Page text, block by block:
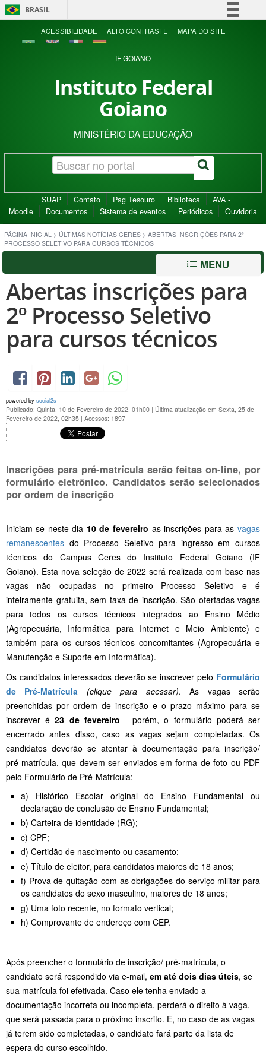
BRASIL
Simplifique!
Acesso à informação
ACESSIBILIDADE ALTO CONTRASTE MAPA DO SITE
IF GOIANO
Instituto Federal
Goiano
MINISTÉRIO DA EDUCAÇÃO
SUAP Contato Pag Tesouro Biblioteca
AVA -
Moodle
Documentos Sistema de eventos Periódicos Ouvidoria
PÁGINA INICIAL > ÚLTIMAS NOTÍCIAS CERES > ABERTAS INSCRIÇÕES PARA 2º
PROCESSO SELETIVO PARA CURSOS TÉCNICOS
MENU
Abertas inscrições para
2º Processo Seletivo
para cursos técnicos
powered by social2s
Publicado: Quinta, 10 de Fevereiro de 2022, 01h00 | Última atualização em Sexta, 25 de
Fevereiro de 2022, 02h35 | Acessos: 1897
Inscrições para pré-matrícula serão feitas on-line, por
formulário eletrônico. Candidatos serão selecionados
por ordem de inscrição
Iniciam-se neste dia 10 de fevereiro as inscrições para asvagas
remanescentes do Processo Seletivo para ingresso em cursos
técnicos do Campus Ceres do Instituto Federal Goiano (IF
Goiano). Esta nova seleção de 2022 será realizada com base nas
vagas não ocupadas no primeiro Processo Seletivo e é
inteiramente gratuita, sem taxa de inscrição. São ofertadas vagas
para todos os cursos técnicos integrados ao Ensino Médio
(Agropecuária, Informática para Internet e Meio Ambiente) e
também para os cursos técnicos concomitantes (Agropecuária e
Manutenção e Suporte em Informática).
Os candidatos interessados deverão se inscrever pelo Formulário
de Pré-Matrícula
(clique para acessar). As vagas serão
preenchidas por ordem de inscrição e o prazo máximo para se
inscrever é23 de fevereiro - porém, o formulário poderá ser
encerrado antes disso, caso as vagas sejam completadas. Os
candidatos deverão se atentar à documentação para inscrição/
pré-matrícula, que devem ser enviados em forma de foto ou PDF
pelo Formulário de Pré-Matrícula:
a) Histórico Escolar original do Ensino Fundamental ou
declaração de conclusão de Ensino Fundamental;
b) Carteira de identidade (RG);
c) CPF;
d) Certidão de nascimento ou casamento;
e) Título de eleitor, para candidatos maiores de 18 anos;
f) Prova de quitação com as obrigações do serviço militar para
os candidatos do sexo masculino, maiores de 18 anos;
g) Uma foto recente, no formato vertical;
h) Comprovante de endereço com CEP.
Após preencher o formulário de inscrição/ pré-matrícula, o
candidato será respondido via e-mail, em até dois dias úteis, se
sua matrícula foi efetivada. Caso ele tenha enviado a
documentação incorreta ou incompleta, perderá o direito à vaga,
que será passada para o próximo inscrito. E, no caso de as vagas
já terem sido completadas, o candidato fará parte da lista de
espera do curso escolhido.